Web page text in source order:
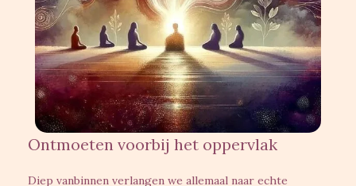
Ontmoeten voorbij het oppervlak
Diep vanbinnen verlangen we allemaal naar echte